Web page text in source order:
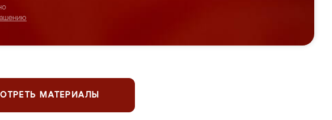
МАТЕРИАЛЫ